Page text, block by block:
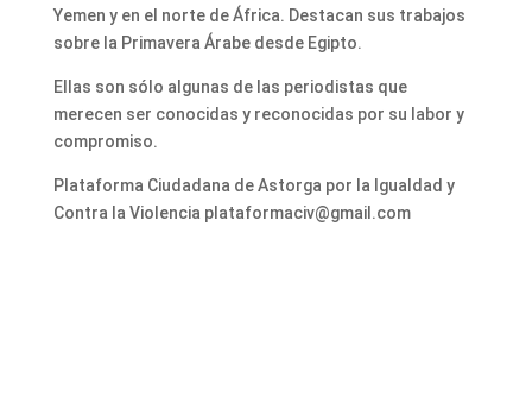
Yemen y en el norte de África. Destacan sus trabajos
sobre la Primavera Árabe desde Egipto.
Ellas son sólo algunas de las periodistas que
merecen ser conocidas y reconocidas por su labor y
compromiso.
Plataforma Ciudadana de Astorga por la Igualdad y
Contra la Violencia plataformaciv@gmail.com